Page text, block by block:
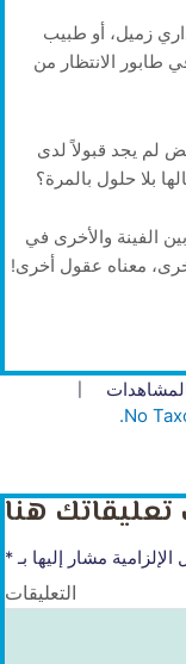
زميل، أو طبيب
طابور الانتظار من
لم يجد قبولاً لدى
بلا حلول بالمرة؟
الفينة والأخرى في
معناه عقول أخرى!
No
تعليقاتك هنا
مشار إليها بـ *
التعليقات